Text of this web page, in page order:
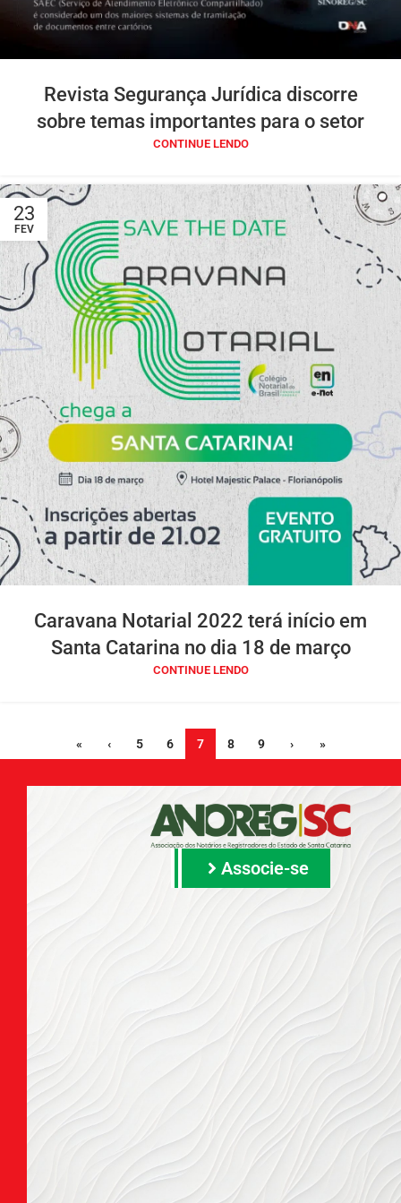
Revista Segurança Jurídica discorre
sobre temas importantes para o setor
CONTINUE LENDO
23
FEV
Caravana Notarial 2022 terá início em
Santa Catarina no dia 18 de março
CONTINUE LENDO
« ‹ 5 6 7 8 9 › »
Associe-se